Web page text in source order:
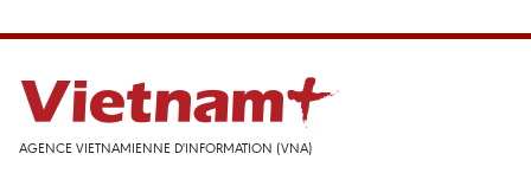
AGENCE VIETNAMIENNE D'INFORMATION (VNA)